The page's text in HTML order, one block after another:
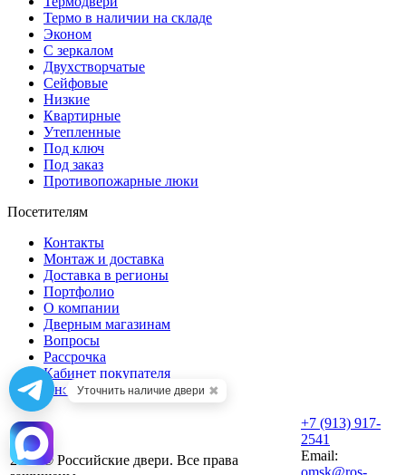
Термо в наличии на складе
Эконом
С зеркалом
Двухстворчатые
Сейфовые
Низкие
Квартирные
Утепленные
Под ключ
Под заказ
Противопожарные люки
Посетителям
Контакты
Монтаж и доставка
Доставка в регионы
Портфолио
О компании
Дверным магазинам
Вопросы
Рассрочка
Кабинет покупателя
Инструменты
2026 © Российские двери. Все права
Уточнить наличие двери ✖
+7 (913) 917-
2541
Email:
omsk@ros-